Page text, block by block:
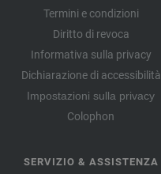
Termini e condizioni
Diritto di revoca
Informativa sulla privacy
Dichiarazione di accessibilità
Impostazioni sulla privacy
Colophon
SERVIZIO & ASSISTENZA